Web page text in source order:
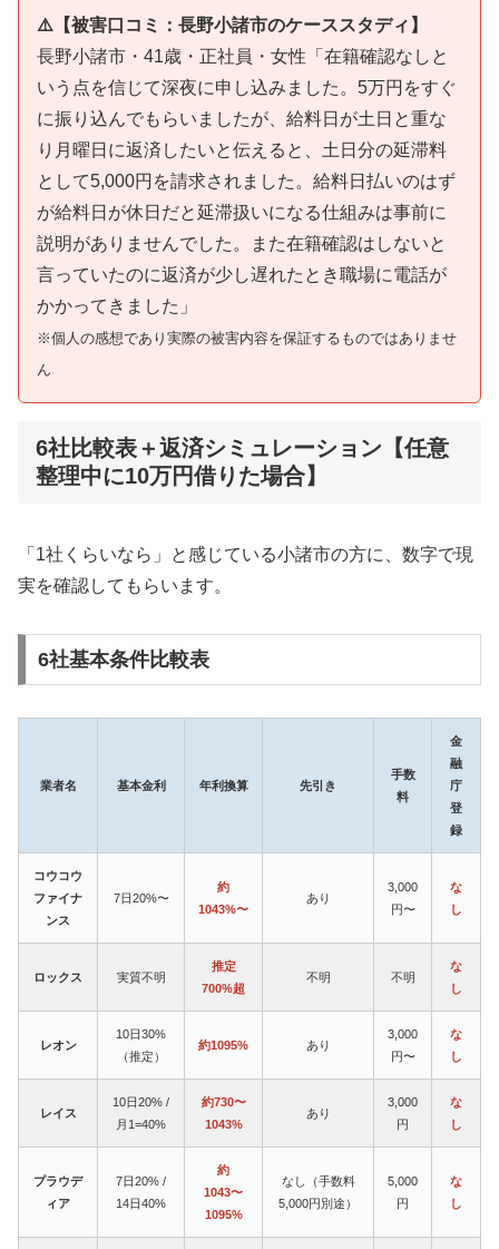
⚠️【被害口コミ：長野小諸市のケーススタディ】
長野小諸市・41歳・正社員・女性「在籍確認なしと
いう点を信じて深夜に申し込みました。5万円をすぐ
に振り込んでもらいましたが、給料日が土日と重な
り月曜日に返済したいと伝えると、土日分の延滞料
として5,000円を請求されました。給料日払いのはず
が給料日が休日だと延滞扱いになる仕組みは事前に
説明がありませんでした。また在籍確認はしないと
言っていたのに返済が少し遅れたとき職場に電話が
かかってきました」
※個人の感想であり実際の被害内容を保証するものではありませ
ん
6社比較表＋返済シミュレーション【任意
整理中に10万円借りた場合】
「1社くらいなら」と感じている小諸市の方に、数字で現
実を確認してもらいます。
6社基本条件比較表
業者名 基本金利 年利換算 先引き
手数
料
金
融
庁
登
録
コウコウ
ファイナ
ンス
7日20%〜
約
1043%〜
あり
3,000
円〜
な
し
ロックス 実質不明
推定
700%超
不明 不明
な
し
レオン
10日30%
（推定）
約1095% あり
3,000
円〜
な
し
レイス
10日20% /
月1=40%
約730〜
1043%
あり
3,000
円
な
し
プラウデ
ィア
7日20% /
14日40%
約
1043〜
1095%
なし（手数料
5,000円別途）
5,000
円
な
し